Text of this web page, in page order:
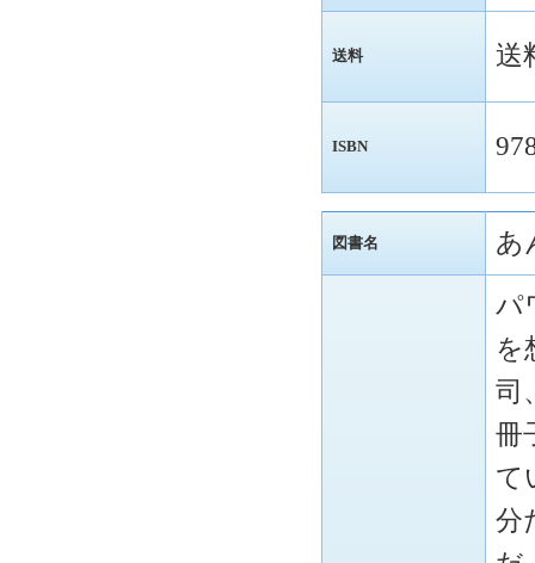
送料 送
ISBN
図書名 あ
パ
を
司
冊
て
分